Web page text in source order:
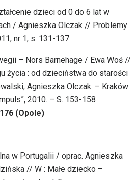
dzieci od 0 do 6 lat w
/ Agnieszka Olczak // Problemy
nr 1, s. 131-137
– Nors Barnehage / Ewa Woś //
życia : od dzieciństwa do starości
Agnieszka Olczak. – Kraków
2010. – S. 153-158
(Opole)
w Portugalii / oprac. Agnieszka
// W : Małe dziecko –